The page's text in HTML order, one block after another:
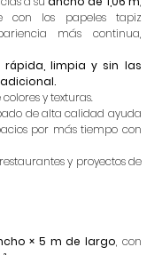
con los papeles tapiz
más continua,
limpia y sin las
y texturas.
de alta calidad ayuda
por más tiempo con
y proyectos de
× 5 m de largo, con